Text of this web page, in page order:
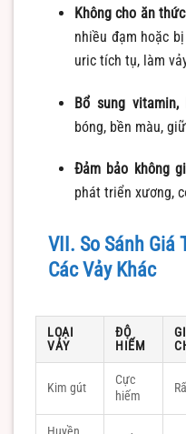
Không cho ăn
nhiều đạm hoặc
uric tích tụ, làm
Bổ sung
bóng, bền màu,
Đảm bảo không
phát triển xương,
VII. So Sánh Giá
Các Vảy Khác
LOẠI
VẢY
ĐỘ
HIẾM
Kim gút
Cực
hiếm